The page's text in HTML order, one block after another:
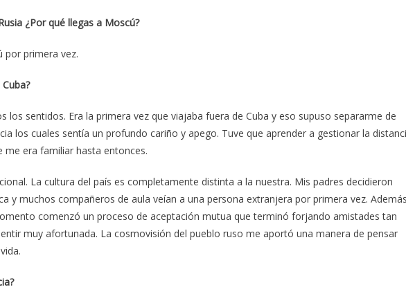
¿Por qué llegas a Moscú?
por primera vez.
los sentidos. Era la primera vez que viajaba fuera de Cuba y eso supuso separarme de
los cuales sentía un profundo cariño y apego. Tuve que aprender a gestionar la
era familiar hasta entonces.
La cultura del país es completamente distinta a la nuestra. Mis padres decidieron
y muchos compañeros de aula veían a una persona extranjera por primera vez.
comenzó un proceso de aceptación mutua que terminó forjando amistades tan
muy afortunada. La cosmovisión del pueblo ruso me aportó una manera de pensar